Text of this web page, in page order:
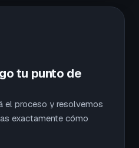
tu punto de
el proceso y resolvemos
exactamente cómo